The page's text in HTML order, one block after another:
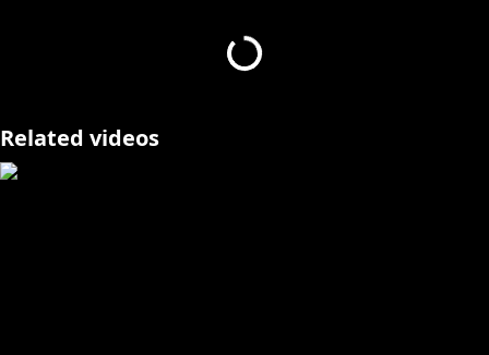
https://hololivepro.com/request-to-minors/
Related videos